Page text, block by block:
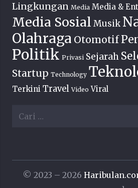
Lingkungan Media Media &
Media Sosial Musik
Olahraga Otomotif
Politik Privasi Sejarah
Startup Technology
Terkini Travel Video Viral
Cari
© 2023 – 2026